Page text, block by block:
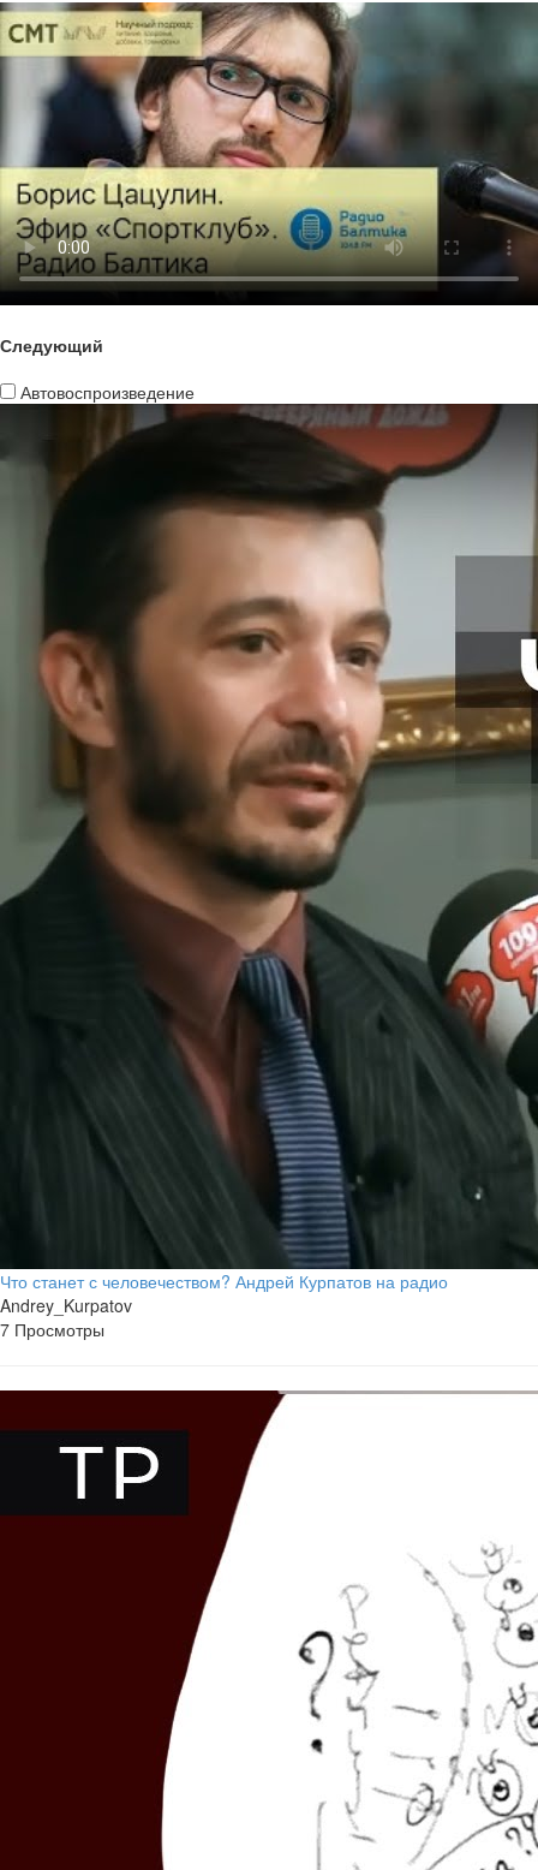
Следующий
Автовоспроизведение
Что станет с человечеством? Андрей Курпатов на радио
Andrey_Kurpatov
7 Просмотры